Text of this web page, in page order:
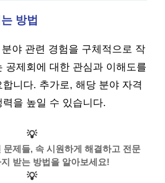
방법
야 관련 경험을 구체적으로 작
공제회에 대한 관심과 이해도를
니다. 추가로, 해당 분야 자격
을 높일 수 있습니다.
💡
문제들, 속 시원하게 해결하고 전문
받는 방법을 알아보세요!
💡